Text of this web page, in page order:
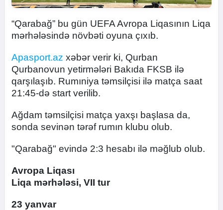
“Qarabağ” bu gün UEFA Avropa Liqasının Liqa
mərhələsində növbəti oyuna çıxıb.
Apasport.az xəbər verir ki, Qurban
Qurbanovun yetirmələri Bakıda FKSB ilə
qarşılaşıb. Rumıniya təmsilçisi ilə matça saat
21:45-də start verilib.
Ağdam təmsilçisi matça yaxşı başlasa da,
sonda sevinən tərəf rumın klubu olub.
"Qarabağ" evində 2:3 hesabı ilə məğlub olub.
Avropa Liqası
Liqa mərhələsi, VII tur
23 yanvar